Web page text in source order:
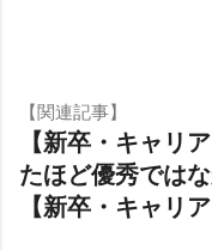
【関連記事】
【新卒・キャリ
たほど優秀では
【新卒・キャリ